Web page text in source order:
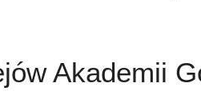
Akademii